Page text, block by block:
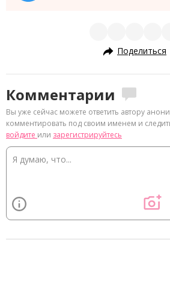
Поделиться
Комментарии
Вы уже сейчас можете ответить автору
комментировать под своим именем и
войдите или зарегистрируйтесь